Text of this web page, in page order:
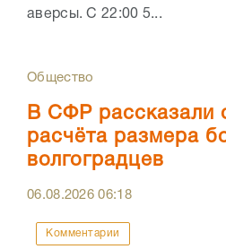
аверсы. С 22:00 5...
Общество
В СФР рассказали
расчёта размера
волгоградцев
06.08.202606:18
Комментарии